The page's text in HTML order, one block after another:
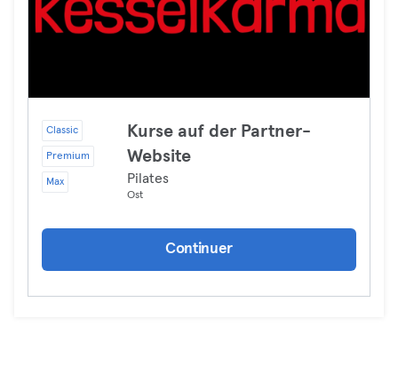
Classic
Premium
Max
Kurse auf der Partner-
Website
Pilates
Ost
Continuer